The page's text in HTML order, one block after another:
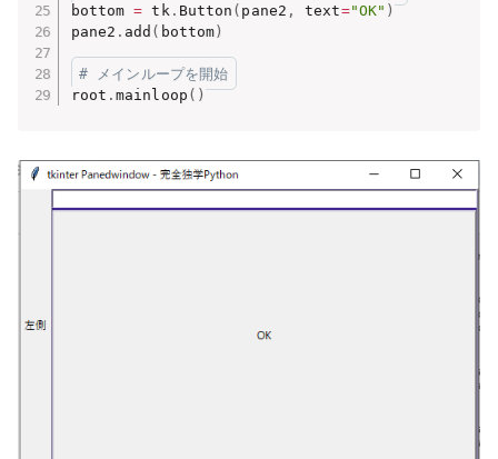
bottom = tk . Button ( pane2 , text="OK" )
pane2 . add ( bottom )
# メインループを開始
root .mainloop ( )